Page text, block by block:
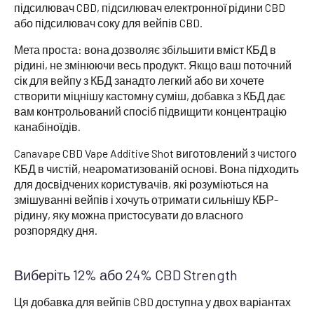
підсилювач CBD, підсилювач електронної рідини CBD
або підсилювач соку для вейпів CBD.
Мета проста: вона дозволяє збільшити вміст КБД в
рідині, не змінюючи весь продукт. Якщо ваш поточний
сік для вейпу з КБД занадто легкий або ви хочете
створити міцнішу кастомну суміш, добавка з КБД дає
вам контрольований спосіб підвищити концентрацію
канабіноїдів.
Canavape CBD Vape Additive Shot виготовлений з чистого
КБД в чистій, неароматизованій основі. Вона підходить
для досвідчених користувачів, які розуміються на
змішуванні вейпів і хочуть отримати сильнішу КБР-
рідину, яку можна пристосувати до власного
розпорядку дня.
Виберіть 12% або 24% CBD Strength
Ця добавка для вейпів CBD доступна у двох варіантах